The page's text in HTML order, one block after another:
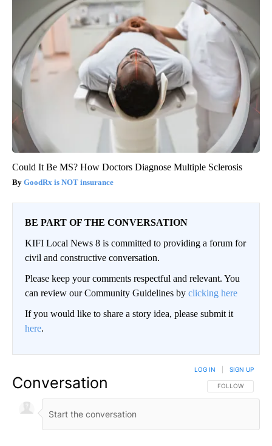
Could It Be MS? How Doctors Diagnose Multiple Sclerosis
GoodRx is NOT insurance
BE PART OF THE CONVERSATION
KIFI Local News 8 is committed to providing a forum for
civil and constructive conversation.
Please keep your comments respectful and relevant. You
can review our Community Guidelines by clicking here
If you would like to share a story idea, please submit it
here.
Conversation FOLLOW THIS
FOLLOW
LOG IN SIGN UP